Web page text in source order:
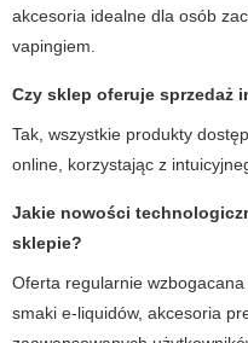
akcesoria idealne dla osób
vapingiem.
Czy sklep oferuje sprzedaż
Tak, wszystkie produkty
online, korzystając z
Jakie nowości
sklepie?
Oferta regularnie
smaki e-liquidów, akcesoria